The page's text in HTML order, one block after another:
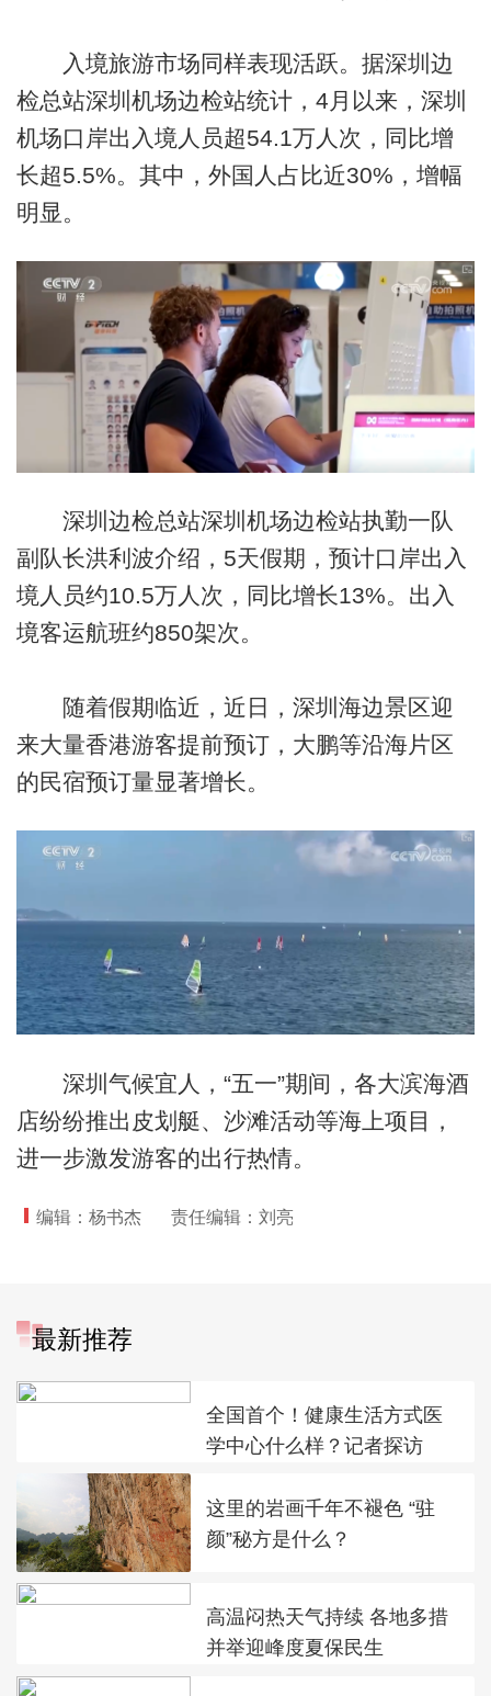
入境旅游市场同样表现活跃。据深圳边
检总站深圳机场边检站统计，4月以来，深圳
机场口岸出入境人员超54.1万人次，同比增
长超5.5%。其中，外国人占比近30%，增幅
明显。
深圳边检总站深圳机场边检站执勤一队
副队长洪利波介绍，5天假期，预计口岸出入
境人员约10.5万人次，同比增长13%。出入
境客运航班约850架次。
随着假期临近，近日，深圳海边景区迎
来大量香港游客提前预订，大鹏等沿海片区
的民宿预订量显著增长。
深圳气候宜人，“五一”期间，各大滨海酒
店纷纷推出皮划艇、沙滩活动等海上项目，
进一步激发游客的出行热情。
编辑：杨书杰 责任编辑：刘亮
最新推荐
全国首个！健康生活方式医
学中心什么样？记者探访
这里的岩画千年不褪色 “驻
颜”秘方是什么？
高温闷热天气持续 各地多措
并举迎峰度夏保民生